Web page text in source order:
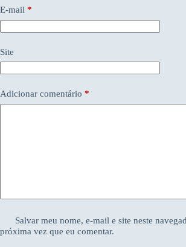
E-mail *
Site
Adicionar comentário *
Salvar meu nome, e-mail e site neste
próxima vez que eu comentar.